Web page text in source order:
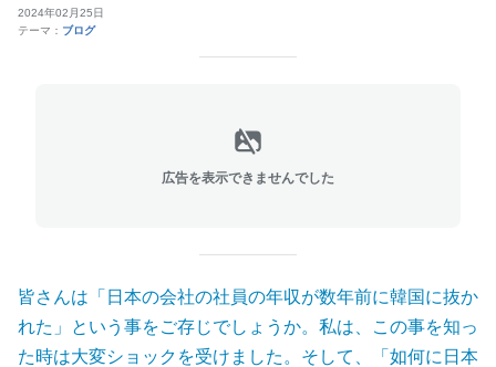
2024年02月25日
テーマ： ブログ
広告を表示できませんでした
皆さんは「日本の会社の社員の年収が数年前に韓国に抜か
れた」という事をご存じでしょうか。私は、この事を知っ
た時は大変ショックを受けました。そして、「如何に日本